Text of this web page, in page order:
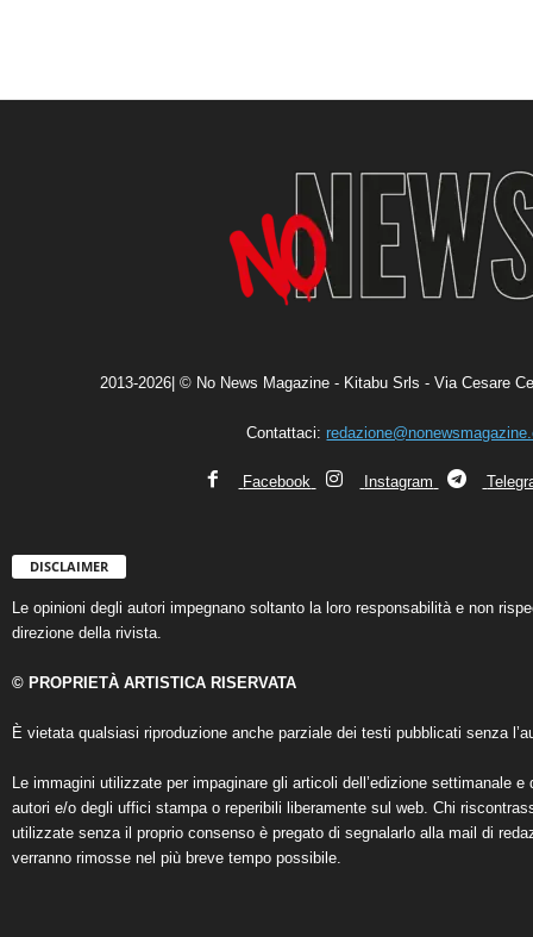
2013-2026| © No News Magazine - Kitabu Srls - Via Cesare
Contattaci:
Facebook Instagram
DISCLAIMER
Le opinioni degli autori impegnano soltanto la loro responsabilità e non
direzione della rivista.
© PROPRIETÀ ARTISTICA RISERVATA
È vietata qualsiasi riproduzione anche parziale dei testi pubblicati senza
Le immagini utilizzate per impaginare gli articoli dell’edizione settimanale
autori e/o degli uffici stampa o reperibili liberamente sul web. Chi
utilizzate senza il proprio consenso è pregato di segnalarlo alla mail di
verranno rimosse nel più breve tempo possibile.